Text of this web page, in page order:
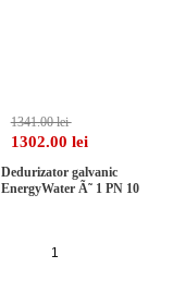
1341.00 lei
1302.00 lei
Dedurizator galvanic
EnergyWater Ã˜ 1 PN 10